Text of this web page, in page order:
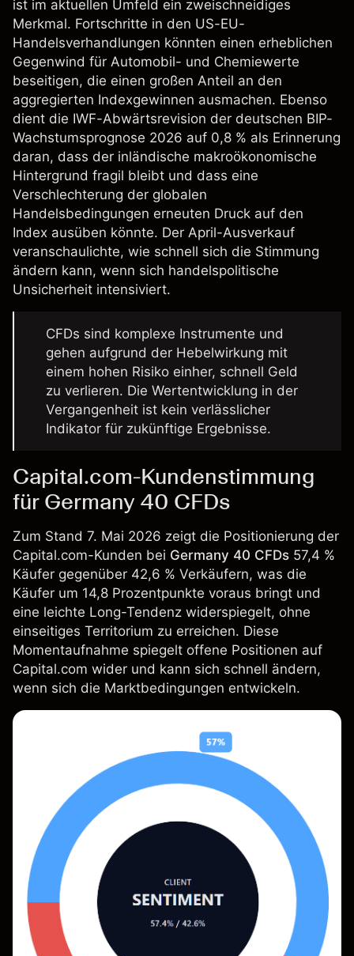
ist im aktuellen Umfeld ein zweischneidiges
Merkmal. Fortschritte in den US-EU-
Handelsverhandlungen könnten einen erheblichen
Gegenwind für Automobil- und Chemiewerte
beseitigen, die einen großen Anteil an den
aggregierten Indexgewinnen ausmachen. Ebenso
dient die IWF-Abwärtsrevision der deutschen BIP-
Wachstumsprognose 2026 auf 0,8 % als Erinnerung
daran, dass der inländische makroökonomische
Hintergrund fragil bleibt und dass eine
Verschlechterung der globalen
Handelsbedingungen erneuten Druck auf den
Index ausüben könnte. Der April-Ausverkauf
veranschaulichte, wie schnell sich die Stimmung
ändern kann, wenn sich handelspolitische
Unsicherheit intensiviert.
CFDs sind komplexe Instrumente und
gehen aufgrund der Hebelwirkung mit
einem hohen Risiko einher, schnell Geld
zu verlieren. Die Wertentwicklung in der
Vergangenheit ist kein verlässlicher
Indikator für zukünftige Ergebnisse.
Capital.com-Kundenstimmung
für Germany 40 CFDs
Zum Stand 7. Mai 2026 zeigt die Positionierung der
Capital.com-Kunden bei Germany 40 CFDs 57,4 %
Käufer gegenüber 42,6 % Verkäufern, was die
Käufer um 14,8 Prozentpunkte voraus bringt und
eine leichte Long-Tendenz widerspiegelt, ohne
einseitiges Territorium zu erreichen. Diese
Momentaufnahme spiegelt offene Positionen auf
Capital.com wider und kann sich schnell ändern,
wenn sich die Marktbedingungen entwickeln.